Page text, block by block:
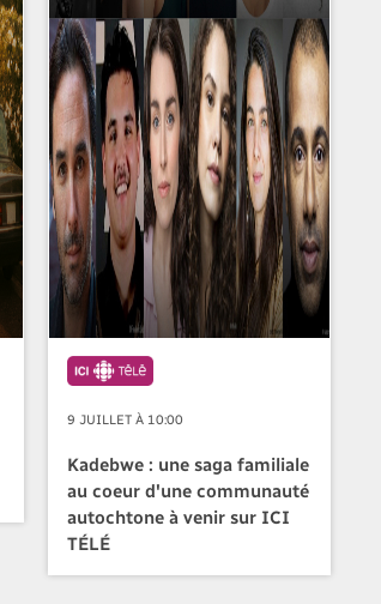
9 JUILLET À 10:00
Kadebwe : une saga familiale
au coeur d'une communauté
autochtone à venir sur ICI
TÉLÉ